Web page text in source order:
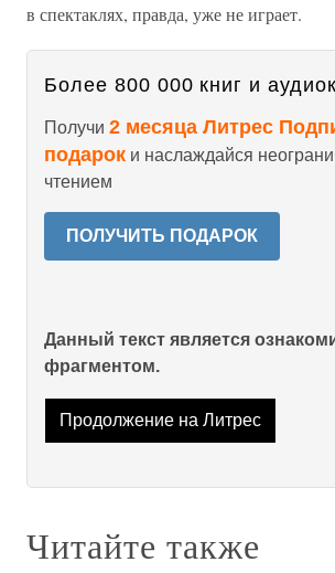
в спектаклях, правда, уже не играет.
Более 800 000 книг и
Получи 2 месяца Литрес
подарок и наслаждайся
чтением
ПОЛУЧИТЬ ПОДАРОК
Данный текст является
фрагментом.
Продолжение на Литрес
Читайте также